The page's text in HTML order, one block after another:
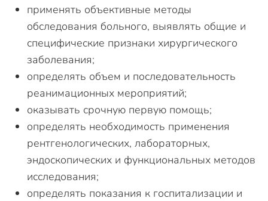
применять объективные методы
обследования больного, выявлять общие и
специфические признаки хирургического
заболевания;
определять объем и последовательность
реанимационных мероприятий;
оказывать срочную первую помощь;
определять необходимость применения
рентгенологических, лабораторных,
эндоскопических и функциональных методов
исследования;
определять показания к госпитализации и